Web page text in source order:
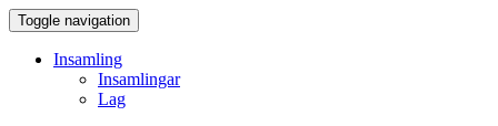
Toggle navigation
Insamling
Insamlingar
Lag